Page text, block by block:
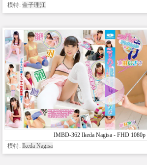
模特: 金子理江
IMBD-362 Ikeda Nagisa - FHD 1080p
模特: Ikeda Nagisa